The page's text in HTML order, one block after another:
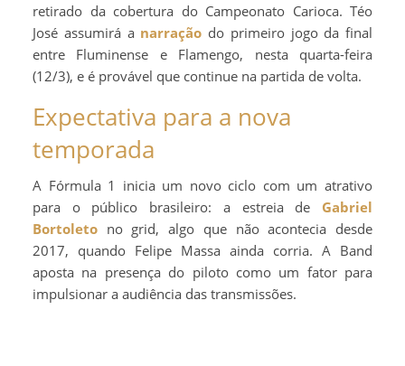
retirado da cobertura do Campeonato Carioca. Téo
José assumirá a narração do primeiro jogo da final
entre Fluminense e Flamengo, nesta quarta-feira
(12/3), e é provável que continue na partida de volta.
Expectativa para a nova
temporada
A Fórmula 1 inicia um novo ciclo com um atrativo
para o público brasileiro: a estreia de Gabriel
Bortoleto no grid, algo que não acontecia desde
2017, quando Felipe Massa ainda corria. A Band
aposta na presença do piloto como um fator para
impulsionar a audiência das transmissões.